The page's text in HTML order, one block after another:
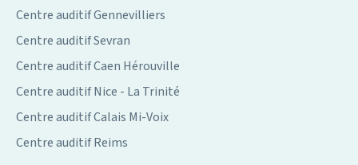
Centre auditif Gennevilliers
Centre auditif Sevran
Centre auditif Caen Hérouville
Centre auditif Nice - La Trinité
Centre auditif Calais Mi-Voix
Centre auditif Reims